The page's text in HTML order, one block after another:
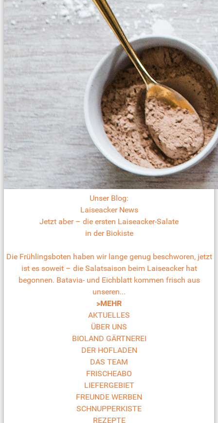
Unser Blog:
Laiseacker News
Jetzt aber – die ersten Laiseacker-Salate
in der Biokiste
Die Frühlingsboten haben wir lange genug beschworen, jetzt
ist es soweit – die Salatsaison beim Laiseacker hat
begonnen. Batavia- und Eichblatt kommen frisch aus
unseren...
>MEHR
AKTUELLES
ÜBER UNS
BIOLAND GÄRTNEREI
DER HOFLADEN
DAS TEAM
FRISCHEABO
LIEFERGEBIET
FREUNDE WERBEN
SCHNUPPERKISTE
REZEPTE